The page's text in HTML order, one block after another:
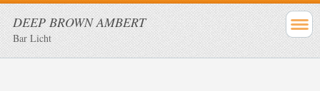
DEEP BROWN AMBERT
Bar Licht